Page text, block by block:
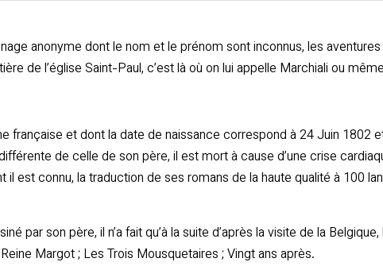
anonyme dont le nom et le prénom sont inconnus, les
de l’église Saint-Paul, c’est là où on lui appelle Marchiali ou
française et dont la date de naissance correspond à 24 Juin
de celle de son père, il est mort à cause d’une crise
est connu, la traduction de ses romans de la haute qualité à 100
par son père, il n’a fait qu’à la suite d’après la visite de la
Margot ; Les Trois Mousquetaires ; Vingt ans après.